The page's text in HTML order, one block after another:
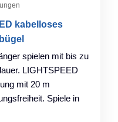
kabelloses
spielen mit bis zu
LIGHTSPEED
mit 20 m
Spiele in